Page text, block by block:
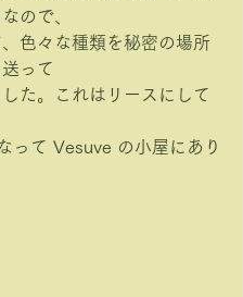
ので、
色々な種類を秘密の場所
って
した。これはリースにして
って Vesuve の小屋にあり